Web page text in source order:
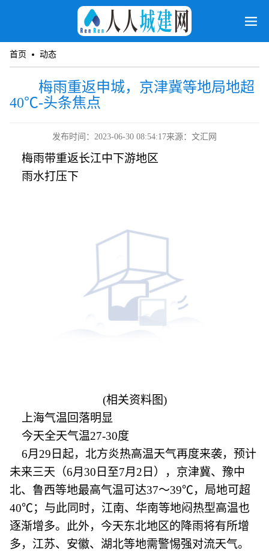
首页 动态
梅雨重返申城，京津冀等地局地超
40℃-头条焦点
发布时间：2023-06-30 08:54:17来源：文汇网
梅雨带重返长江中下游地区
雨水打压下
(相关资料图)
上海气温回落明显
今天全天气温27-30度
6月29日起，北方炎热高温天气再度来袭，预计
未来三天（6月30日至7月2日），京津冀、豫中
北、鲁西等地最高气温可达37～39℃，局地可超
40℃；与此同时，江南、华南等地闷热型高温也
逐渐增多。此外，今天东北地区的降雨将有所增
多，江苏、安徽、湖北等地需警惕强对流天气。